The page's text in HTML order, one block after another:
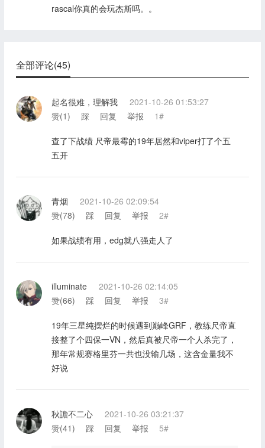
rascal你真的会玩杰斯吗。。
全部评论(45)
起名很难，理解我
2021-10-26 01:53:27
赞(1) 踩 回复 举报 1#
查了下战绩 尺帝最霉的19年居然和viper打了个五
五开
青烟
2021-10-26 02:09:54
赞(78) 踩 回复 举报 2#
如果战绩有用，edg就八强走人了
illuminate
2021-10-26 02:14:05
赞(66) 踩 回复 举报 3#
19年三星纯摆烂的时候遇到巅峰GRF，教练尺帝直
接整了个四保一VN，然后真被尺帝一个人杀完了，
那年常规赛格里芬一共也没输几场，这含金量我不
好说
秋譫不二心
2021-10-26 03:21:37
赞(41) 踩 回复 举报 5#